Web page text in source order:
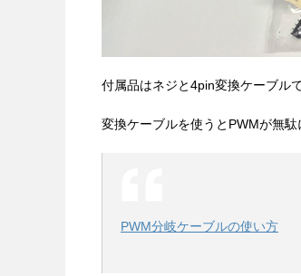
付属品はネジと4pin変換ケーブルで
変換ケーブルを使うとPWMが無
PWM分岐ケーブルの使い方